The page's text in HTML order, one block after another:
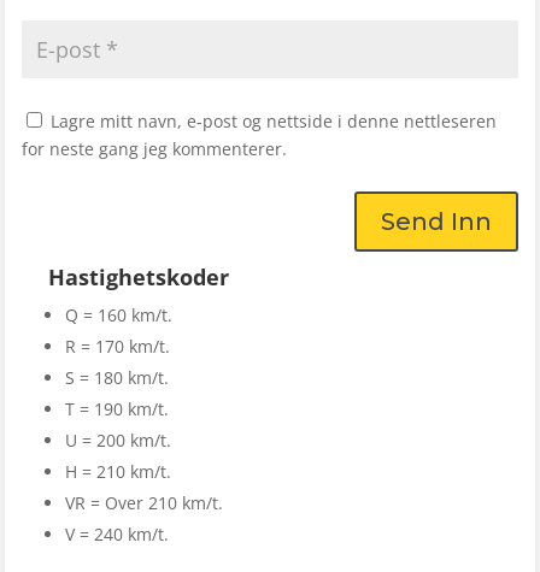
Lagre mitt navn, e-post og nettside i denne nettleseren
for neste gang jeg kommenterer.
Send Inn
Hastighetskoder
Q = 160 km/t.
R = 170 km/t.
S = 180 km/t.
T = 190 km/t.
U = 200 km/t.
H = 210 km/t.
VR = Over 210 km/t.
V = 240 km/t.